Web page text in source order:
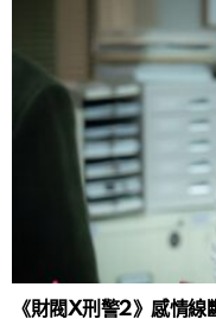
《財閥X刑警2》感情